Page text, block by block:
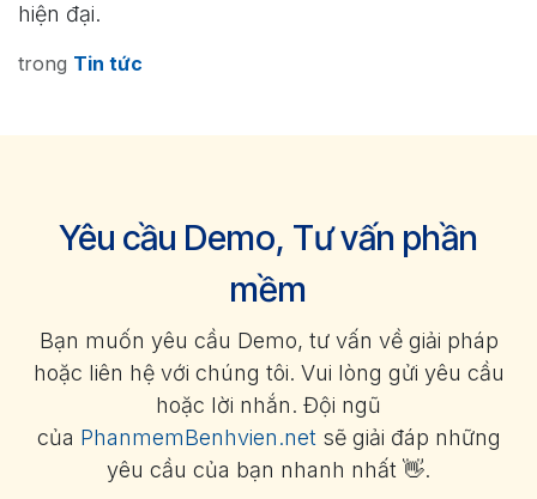
hiện đại.
trong Tin tức
Yêu cầu Demo, Tư vấn phần
mềm
Bạn muốn yêu cầu Demo, tư vấn về giải pháp
hoặc liên hệ với chúng tôi. Vui lòng gửi yêu cầu
hoặc lời nhắn. Đội ngũ
của PhanmemBenhvien.netsẽ giải đáp những
yêu cầu của bạn nhanh nhất 👋.